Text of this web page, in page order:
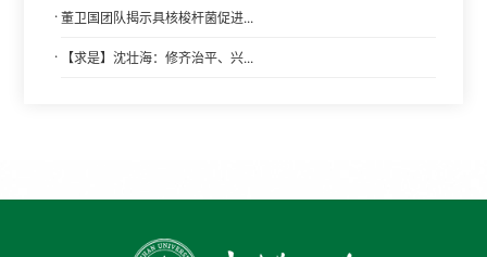
· 董卫国团队揭示具核梭杆菌促进...
· 【求是】沈壮海：修齐治平、兴...